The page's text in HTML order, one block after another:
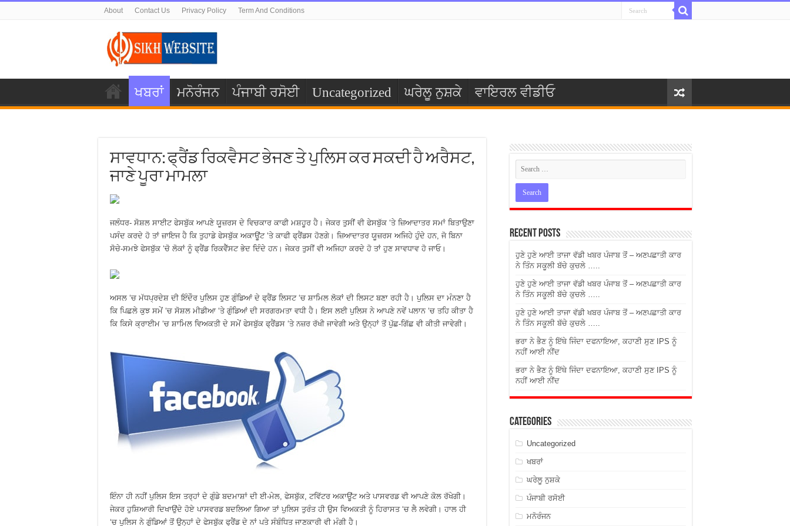
About Contact Us Privacy Policy Term And Conditions
ਖਬਰਾਂ ਮਨੋਰੰਜਨ ਪੰਜਾਬੀ ਰਸੋਈ Uncategorized ਘਰੇਲੂ ਨੁਸ਼ਕੇ ਵਾਇਰਲ ਵੀਡੀਓ
ਸਾਵਧਾਨ: ਫ੍ਰੈਂਡ ਰਿਕਵੈਸਟ ਭੇਜਣ ਤੇ ਪੁਲਿਸ ਕਰ ਸਕਦੀ ਹੈ ਅਰੈਸਟ,
ਜਾਣੇ ਪੂਰਾ ਮਾਮਲਾ
ਜਲੰਧਰ- ਸੋਸ਼ਲ ਸਾਈਟ ਫੇਸਬੁੱਕ ਆਪਣੇ ਯੂਜ਼ਰਸ ਦੇ ਵਿਚਕਾਰ ਕਾਫੀ ਮਸ਼ਹੂਰ ਹੈ। ਜੇਕਰ ਤੁਸੀਂ ਵੀ ਫੇਸਬੁੱਕ ‘ਤੇ ਜ਼ਿਆਦਾਤਰ ਸਮਾਂ ਬਿਤਾਉਣਾ
ਪਸੰਦ ਕਰਦੇ ਹੋ ਤਾਂ ਜ਼ਾਇਜ ਹੈ ਕਿ ਤੁਹਾਡੇ ਫੇਸਬੁੱਕ ਅਕਾਊਂਟ ‘ਤੇ ਕਾਫੀ ਫ੍ਰੈਂਡਸ ਹੋਣਗੇ। ਜ਼ਿਆਦਾਤਰ ਯੂਜ਼ਰਸ ਅਜਿਹੇ ਹੁੰਦੇ ਹਨ, ਜੋ ਬਿਨਾ
ਸੋਚੇ-ਸਮਝੇ ਫੇਸਬੁੱਕ ‘ਚੋ ਲੋਕਾਂ ਨੂੰ ਫ੍ਰੈਂਡ ਰਿਕਵੈੱਸਟ ਭੇਦ ਦਿੰਦੇ ਹਨ। ਜੇਕਰ ਤੁਸੀਂ ਵੀ ਅਜਿਹਾ ਕਰਦੇ ਹੋ ਤਾਂ ਹੁਣ ਸਾਵਧਾਵ ਹੋ ਜਾਓ।
ਅਸਲ ‘ਚ ਮੱਧਪ੍ਰਦੇਸ਼ ਦੀ ਇੰਦੌਰ ਪੁਲਿਸ ਹੁਣ ਗੁੰਡਿਆਂ ਦੇ ਫ੍ਰੈਂਡ ਲਿਸਟ ‘ਚ ਸ਼ਾਮਿਲ ਲੋਕਾਂ ਦੀ ਲਿਸਟ ਬਣਾ ਰਹੀ ਹੈ। ਪੁਲਿਸ ਦਾ ਮੰਨਣਾ ਹੈ
ਕਿ ਪਿਛਲੇ ਕੁਝ ਸਮੇਂ ‘ਚ ਸੋਸ਼ਲ ਮੀਡੀਆ ‘ਤੇ ਗੁੰਡਿਆਂ ਦੀ ਸਰਗਰਮਤਾ ਵਧੀ ਹੈ। ਇਸ ਲਈ ਪੁਲਿਸ ਨੇ ਆਪਣੇ ਨਵੇਂ ਪਲਾਨ ‘ਚ ਤਹਿ ਕੀਤਾ ਹੈ
ਕਿ ਕਿਸੇ ਕ੍ਰਾਈਮ ‘ਚ ਸ਼ਾਮਿਲ ਵਿਅਕਤੀ ਦੇ ਸਮੇਂ ਫੇਸਬੁੱਕ ਫ੍ਰੈਂਡਸ ‘ਤੇ ਨਜ਼ਰ ਰੱਖੀ ਜਾਵੇਗੀ ਅਤੇ ਉਨ੍ਹਾਂ ਤੋਂ ਪੁੱਛ-ਗਿੱਛ ਵੀ ਕੀਤੀ ਜਾਵੇਗੀ।
ਇੰਨਾ ਹੀ ਨਹੀਂ ਪੁਲਿਸ ਇਸ ਤਰ੍ਹਾਂ ਦੇ ਗੁੰਡੇ ਬਦਮਾਸ਼ਾਂ ਦੀ ਈ-ਮੇਲ, ਫੇਸਬੁੱਕ, ਟਵਿੱਟਰ ਅਕਾਊਂਟ ਅਤੇ ਪਾਸਵਰਡ ਵੀ ਆਪਣੇ ਕੋਲ ਰੱਖੇਗੀ।
ਜੇਕਰ ਹੁਸ਼ਿਆਰੀ ਦਿਖਾਉਂਦੇ ਹੋਏ ਪਾਸਵਰਡ ਬਦਲਿਆ ਗਿਆ ਤਾਂ ਪੁਲਿਸ ਤੁਰੰਤ ਹੀ ਉਸ ਵਿਅਕਤੀ ਨੂੰ ਹਿਰਾਸਤ ‘ਚ ਲੈ ਲਵੇਗੀ। ਹਾਲ ਹੀ
‘ਚ ਪੁਲਿਸ ਨੇ ਗੁੰਡਿਆਂ ਤੋਂ ਉਨ੍ਹਾਂ ਦੇ ਫੇਸਬੁੱਕ ਫ੍ਰੈਂਡ ਦੇ ਨਾਂ ਪਤੇ ਸੰਬੰਧਿਤ ਜਾਣਕਾਰੀ ਵੀ ਮੰਗੀ ਹੈ।
Recent Posts
ਹੁਣੇ ਹੁਣੇ ਆਈ ਤਾਜਾ ਵੱਡੀ ਖਬਰ ਪੰਜਾਬ ਤੋਂ – ਅਣਪਛਾਤੀ ਕਾਰ
ਨੇ ਤਿੰਨ ਸਕੂਲੀ ਬੱਚੇ ਕੁਚਲੇ …..
ਹੁਣੇ ਹੁਣੇ ਆਈ ਤਾਜਾ ਵੱਡੀ ਖਬਰ ਪੰਜਾਬ ਤੋਂ – ਅਣਪਛਾਤੀ ਕਾਰ
ਨੇ ਤਿੰਨ ਸਕੂਲੀ ਬੱਚੇ ਕੁਚਲੇ …..
ਹੁਣੇ ਹੁਣੇ ਆਈ ਤਾਜਾ ਵੱਡੀ ਖਬਰ ਪੰਜਾਬ ਤੋਂ – ਅਣਪਛਾਤੀ ਕਾਰ
ਨੇ ਤਿੰਨ ਸਕੂਲੀ ਬੱਚੇ ਕੁਚਲੇ …..
ਭਰਾ ਨੇ ਭੈਣ ਨੂੰ ਇੱਥੇ ਜਿੰਦਾ ਦਫਨਾਇਆ, ਕਹਾਣੀ ਸੁਣ IPS ਨੂੰ
ਨਹੀਂ ਆਈ ਨੀਂਦ
ਭਰਾ ਨੇ ਭੈਣ ਨੂੰ ਇੱਥੇ ਜਿੰਦਾ ਦਫਨਾਇਆ, ਕਹਾਣੀ ਸੁਣ IPS ਨੂੰ
ਨਹੀਂ ਆਈ ਨੀਂਦ
Categories
Uncategorized
ਖਬਰਾਂ
ਘਰੇਲੂ ਨੁਸ਼ਕੇ
ਪੰਜਾਬੀ ਰਸੋਈ
ਮਨੋਰੰਜਨ